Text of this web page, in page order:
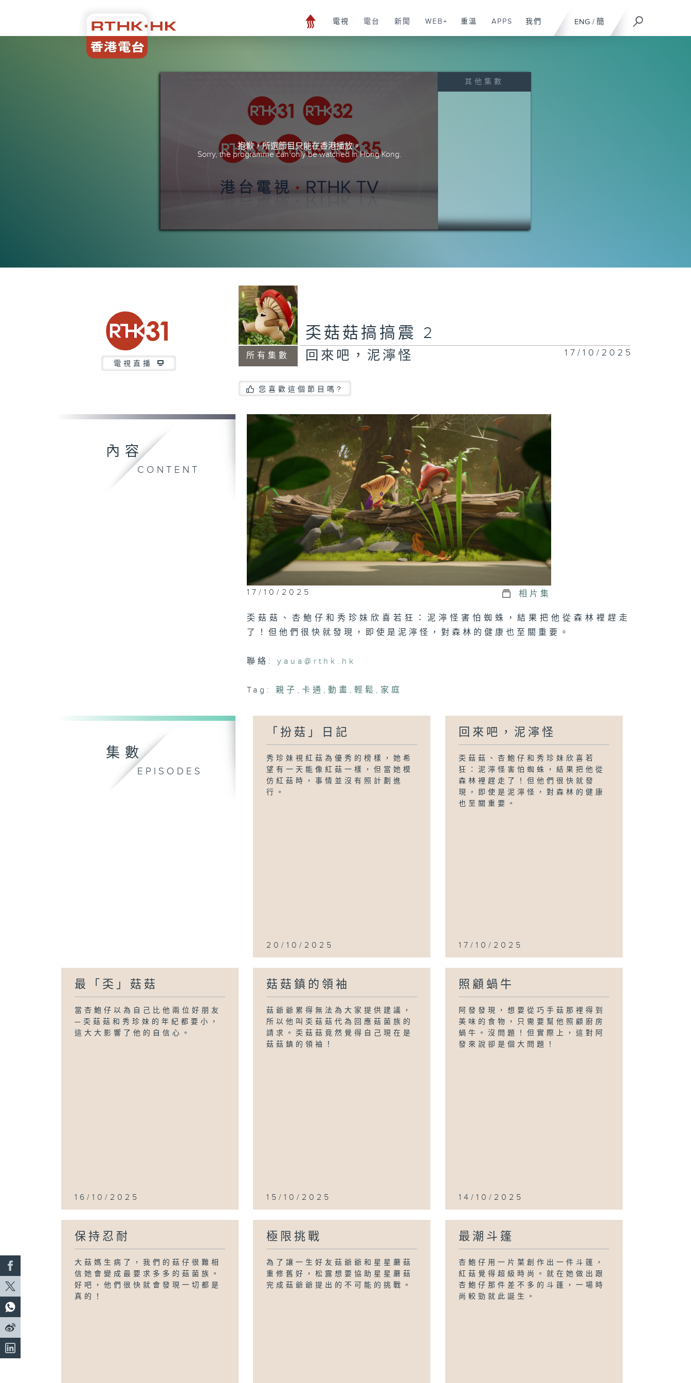
ENG / 簡
電視 電台 新聞 WEB+ 重溫 APPS 我們
抱歉，所選節目只能在香港播放。
Sorry, the programme can only be watched in Hong Kong.
其他集數
電視直播
所有集數
奀菇菇搞搞震 2
回來吧，泥濘怪 17/10/2025
您喜歡這個節目嗎?
內容
CONTENT
17/10/2025 相片集
奀菇菇、杏鮑仔和秀珍妹欣喜若狂：泥濘怪害怕蜘蛛，結果把他從森林裡趕走
了！但他們很快就發現，即使是泥濘怪，對森林的健康也至關重要。
聯絡:yaua@rthk.hk
Tag: 親子 ,卡通 ,動畫 ,輕鬆 , 家庭
集數
EPISODES
「扮菇」日記
秀珍妹視紅菇為優秀的榜樣，她希
望有一天能像紅菇一樣，但當她模
仿紅菇時，事情並沒有照計劃進
行。
20/10/2025
回來吧，泥濘怪
奀菇菇、杏鮑仔和秀珍妹欣喜若
狂：泥濘怪害怕蜘蛛，結果把他從
森林裡趕走了！但他們很快就發
現，即使是泥濘怪，對森林的健康
也至關重要。
17/10/2025
最「奀」菇菇
當杏鮑仔以為自己比他兩位好朋友
—奀菇菇和秀珍妹的年紀都要小，
這大大影響了他的自信心。
16/10/2025
菇菇鎮的領袖
菇爺爺累得無法為大家提供建議，
所以他叫奀菇菇代為回應菇菌族的
請求。奀菇菇竟然覺得自己現在是
菇菇鎮的領袖！
15/10/2025
照顧蝸牛
阿發發現，想要從巧手菇那裡得到
美味的食物，只需要幫他照顧廚房
蝸牛。沒問題！但實際上，這對阿
發來說卻是個大問題！
14/10/2025
保持忍耐
大菇媽生病了，我們的菇仔很難相
信她會變成最要求多多的菇菌族。
好吧，他們很快就會發現一切都是
真的！
極限挑戰
為了讓一生好友菇爺爺和星星蘑菇
重修舊好，松露想要協助星星蘑菇
完成菇爺爺提出的不可能的挑戰。
最潮斗篷
杏鮑仔用一片葉創作出一件斗篷，
紅菇覺得超級時尚。就在她做出跟
杏鮑仔那件差不多的斗篷，一場時
尚較勁就此誕生。